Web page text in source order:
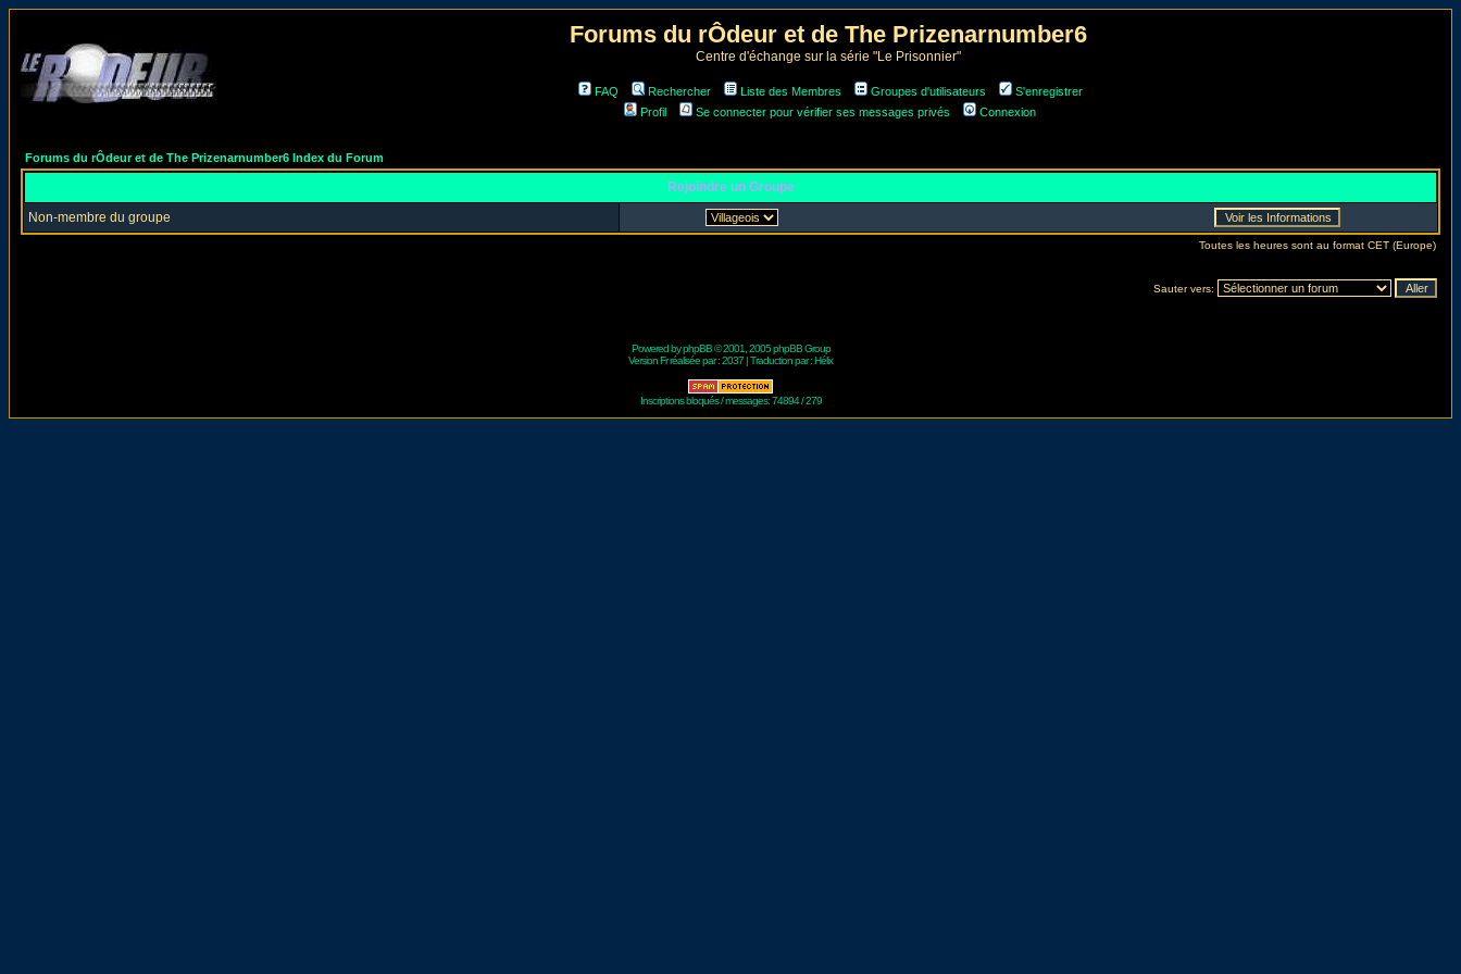
Forums du rÔdeur et de The Prizenarnumber6
Centre d'échange sur la série "Le Prisonnier"
FAQ Rechercher Liste des Membres Groupes d'utilisateurs
S'enregistrer
Profil
Se connecter pour vérifier ses messages privés Connexion
Forums du rÔdeur et de The Prizenarnumber6 Index du Forum
Rejoindre un Groupe
Non-membre du groupe
Toutes les heures sont au format CET (Europe)
Sauter vers:
Powered byphpBB© 2001, 2005 phpBB Group
Version Fr réalisée par :2037 | Traduction par :Hélix
Inscriptions bloqués / messages: 74894 / 279